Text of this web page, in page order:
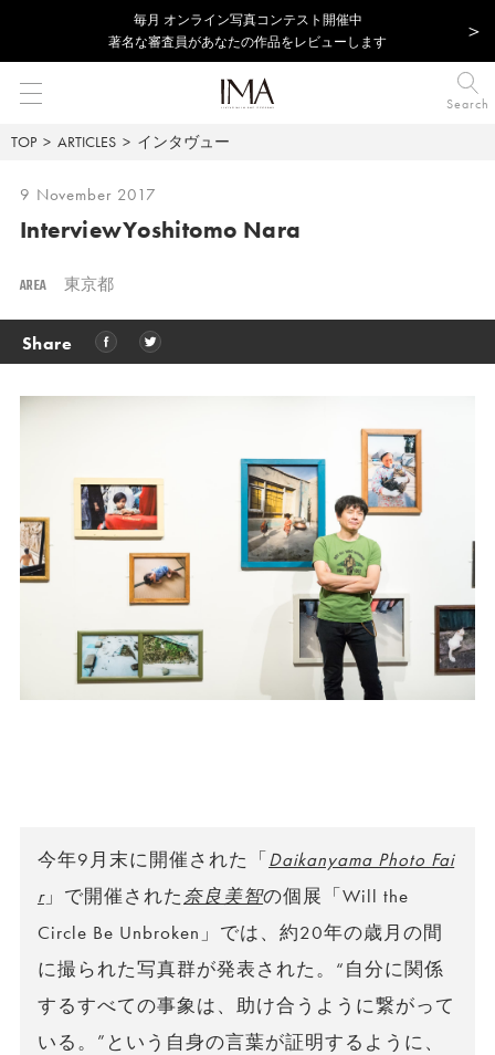
毎⽉ オンライン写真コンテスト開催中
著名な審査員があなたの作品をレビューします
Search
TOP ARTICLES インタヴュー
9 November 2017
InterviewYoshitomo Nara
AREA 東京都
Share
今年9月末に開催された「Daikanyama Photo Fai
r」で開催された奈良美智の個展「Will the
Circle Be Unbroken」では、約20年の歳月の間
に撮られた写真群が発表された。“自分に関係
するすべての事象は、助け合うように繋がって
いる。”という自身の言葉が証明するように、